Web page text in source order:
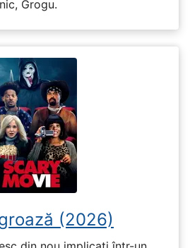
Grogu.
(2026)